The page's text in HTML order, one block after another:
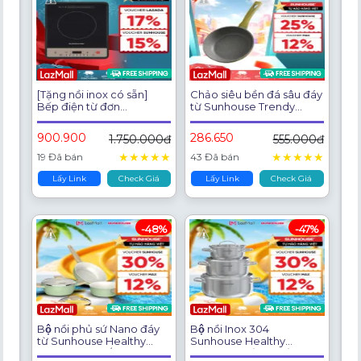
[Tặng nồi inox có sẵn]
Bếp điện từ đơn
SUNHOUSE SHD6160 -
Làm nóng nhanh - Tiết
kiệm điện - Bảo hành 12
tháng - Hàng chính hãng
900.900 1.750.000đ
19 Đã bán ★★★★★
Lấy Link Check Giá
Chảo siêu bền đá sâu đáy
từ Sunhouse Trendy
SBD24-26-28-30MA -
Chống dính 3 lớp - Lòng
chảo sâu - Dùng mọi loại
bếp
286.650 555.000đ
43 Đã bán ★★★★★
Lấy Link Check Giá
Bộ nồi phủ sứ Nano đáy
từ Sunhouse Healthy
SHG7979MP3/MT3 -
-48%
Bộ nồi Inox 304
Sunhouse Healthy
SHG605 - Gồm 3 nồi size
-47%